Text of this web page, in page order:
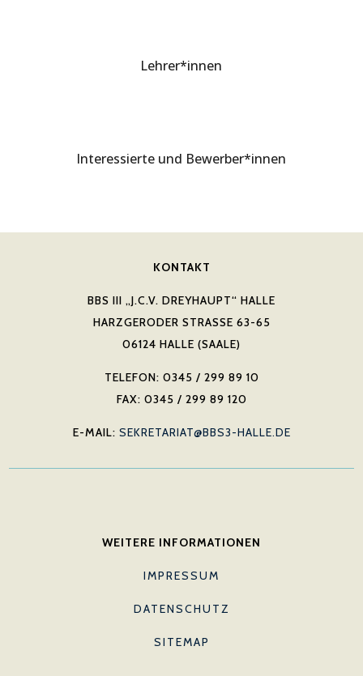
Lehrer*innen
Interessierte und Bewerber*innen
KONTAKT
BBS III „J.C.V. DREYHAUPT“ HALLE
HARZGERODER STRASSE 63-65
06124 HALLE (SAALE)
TELEFON: 0345 / 299 89 10
FAX: 0345 / 299 89 120
E-MAIL: SEKRETARIAT@BBS3-HALLE.DE
WEITERE INFORMATIONEN
IMPRESSUM
DATENSCHUTZ
SITEMAP